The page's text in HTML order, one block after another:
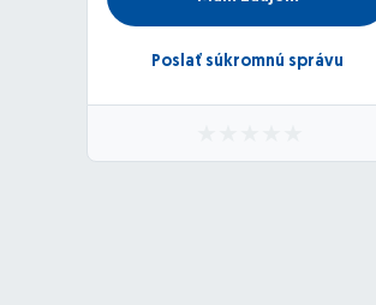
Poslať súkromnú správu